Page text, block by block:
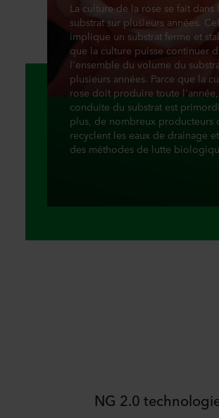
La culture de la rose se fait dans
substrat sur plusieurs années.
implique un substrat ferme et
que la culture puisse continuer
l'ensemble du volume du
plusieurs années. Parce que la
rose doit produire toute
conduite du substrat est
plus, de nombreux producteurs
recyclent les eaux de drainage
des méthodes de lutte
NG 2.0